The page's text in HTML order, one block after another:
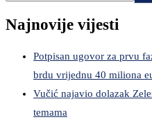
Najnovije vijesti
Potpisan ugovor za prvu
brdu vrijednu 40 miliona
Vučić najavio dolazak
temama